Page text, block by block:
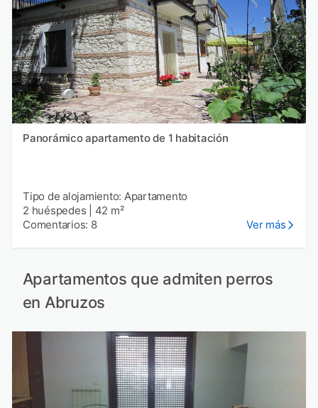
Panorámico apartamento de 1 habitación
Tipo de alojamiento: Apartamento
2 huéspedes
42 m²
Comentarios: 8
Ver más
Apartamentos que admiten perros
en Abruzos